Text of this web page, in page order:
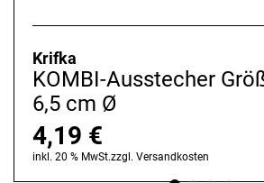
Krifka
KOMBI-Ausstecher
6,5 cm Ø
4,19 €
inkl. 20 % MwSt.zzgl. Versandkosten